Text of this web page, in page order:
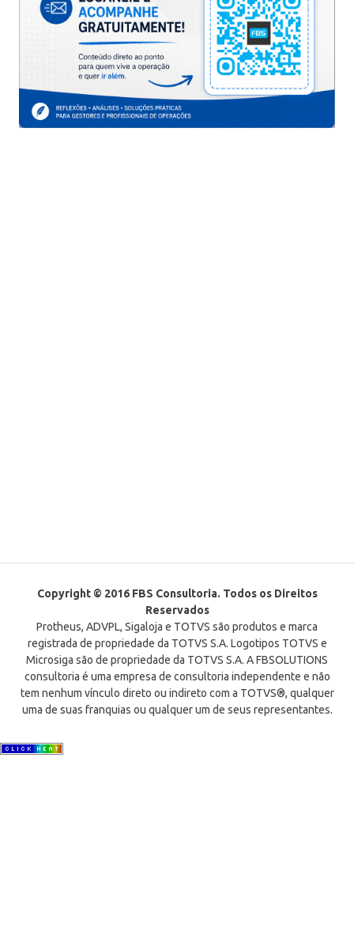
Copyright © 2016 FBS Consultoria. Todos os Direitos
Reservados
Protheus, ADVPL, Sigaloja e TOTVS são produtos e marca
registrada de propriedade da TOTVS S.A. Logotipos TOTVS e
Microsiga são de propriedade da TOTVS S.A. A FBSOLUTIONS
consultoria é uma empresa de consultoria independente e não
tem nenhum vínculo direto ou indireto com a TOTVS®, qualquer
uma de suas franquias ou qualquer um de seus representantes.